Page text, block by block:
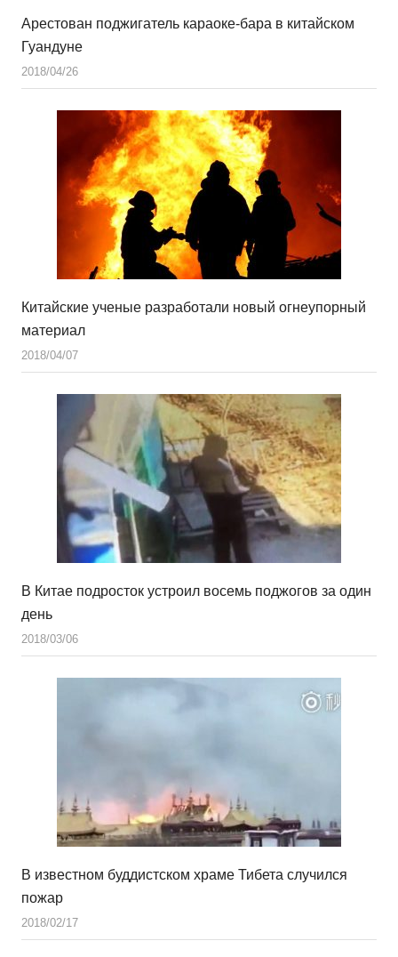
Арестован поджигатель караоке-бара в китайском
Гуандуне
2018/04/26
Китайские ученые разработали новый огнеупорный
материал
2018/04/07
В Китае подросток устроил восемь поджогов за один
день
2018/03/06
В известном буддистском храме Тибета случился
пожар
2018/02/17